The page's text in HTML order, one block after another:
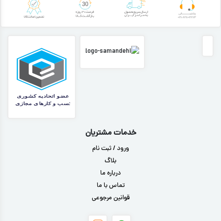
خدمات مشتریان
ورود / ثبت نام
بلاگ
درباره ما
تماس با ما
قوانین مرجوعی